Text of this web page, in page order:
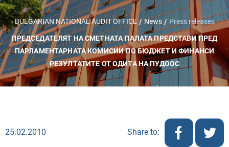
BULGARIAN NATIONAL AUDIT OFFICE News Press releases
ПРЕДСЕДАТЕЛЯТ НА СМЕТНАТА ПАЛАТА ПРЕДСТАВИ ПРЕД
ПАРЛАМЕНТАРНАТА КОМИСИИ ПО БЮДЖЕТ И ФИНАНСИ
РЕЗУЛТАТИТЕ ОТ ОДИТА НА ПУДООС
25.02.2010 Share to: